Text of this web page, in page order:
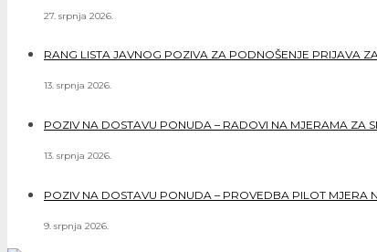
27. srpnja 2026.
RANG LISTA JAVNOG POZIVA ZA PODNOŠENJE PRIJAVA
13. srpnja 2026.
POZIV NA DOSTAVU PONUDA – RADOVI NA MJERAMA ZA
13. srpnja 2026.
POZIV NA DOSTAVU PONUDA – PROVEDBA PILOT MJERA
9. srpnja 2026.